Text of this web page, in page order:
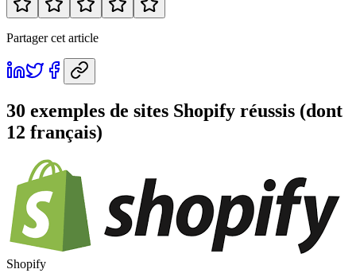
Partager cet article
30 exemples de sites Shopify réussis (dont
12 français)
Shopify